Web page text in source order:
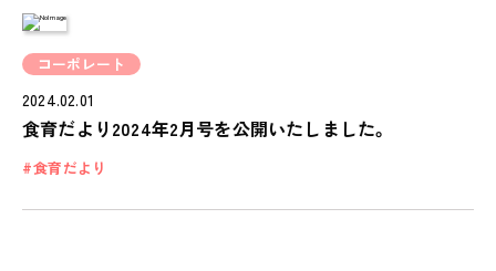
コーポレート
2024.02.01
食育だより2024年2月号を公開いたしました。
食育だより